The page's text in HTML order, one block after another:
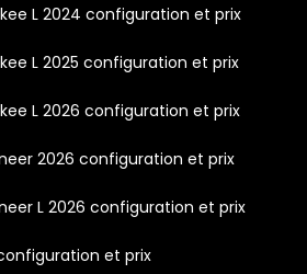
L 2024 configuration et prix
L 2025 configuration et prix
L 2026 configuration et prix
2026 configuration et prix
L 2026 configuration et prix
et prix